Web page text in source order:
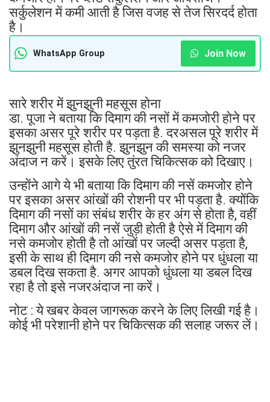
सर्कुलेशन में कमी आती है जिस वजह से तेज सिरदर्द होता
है।
WhatsApp Group Join Now
सारे शरीर में झुनझुनी महसूस होना
डा. पूजा ने बताया कि दिमाग की नसों में कमजोरी होने पर
इसका असर पूरे शरीर पर पड़ता है. दरअसल पूरे शरीर में
झुनझुनी महसूस होती है. झुनझुन की समस्या को नजर
अंदाज न करें। इसके लिए तुंरत चिकित्सक को दिखाए।
उन्होंने आगे ये भी बताया कि दिमाग की नसें कमजोर होने
पर इसका असर आंखों की रोशनी पर भी पड़ता है. क्योंकि
दिमाग की नसों का संबंध शरीर के हर अंग से होता है, वहीं
दिमाग और आंखों की नसें जुड़ी होती है ऐसे में दिमाग की
नसे कमजोर होती है तो आंखों पर जल्दी असर पड़ता है,
इसी के साथ ही दिमाग की नसे कमजोर होने पर धुंधला या
डबल दिख सकता है. अगर आपको धुंधला या डबल दिख
रहा है तो इसे नजरअंदाज ना करें।
नोट : ये खबर केवल जागरूक करने के लिए लिखी गई है।
कोई भी परेशानी होने पर चिकित्सक की सलाह जरूर लें।